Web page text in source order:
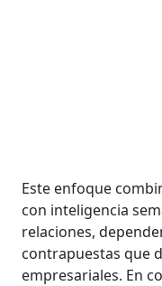
Este enfoque
con inteligencia
relaciones,
contrapuestas que
empresariales. En